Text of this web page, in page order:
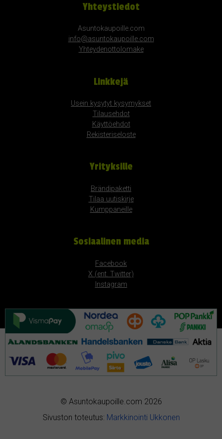
Yhteystiedot
Asuntokaupoille.com
info@asuntokaupoille.com
Yhteydenottolomake
Linkkejä
Usein kysytyt kysymykset
Tilausehdot
Käyttöehdot
Rekisteriseloste
Yrityksille
Brändipaketti
Tilaa uutiskirje
Kumppaneille
Sosiaalinen media
Facebook
X (ent. Twitter)
Instagram
© Asuntokaupoille.com 2026
Sivuston toteutus: Markkinointi Ukkonen